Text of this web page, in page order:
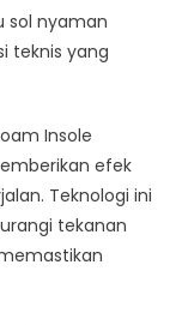
sol nyaman
teknis yang
Insole
efek
Teknologi ini
tekanan